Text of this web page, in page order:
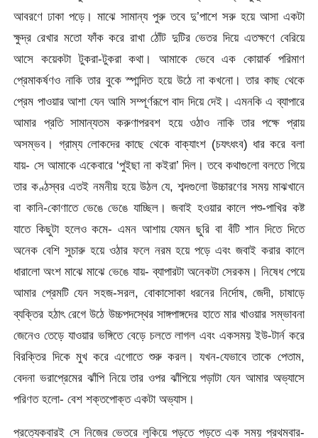
আবরণে ঢাকা পড়ে। মাঝে সামান্য পুরু তবে দু’পাশে সরু হয়ে আসা একটা
ক্ষুদ্র রেখার মতো ফাঁক করে রাখা ঠোঁট দুটির ভেতর দিয়ে এতক্ষণে বেরিয়ে
আসে কয়েকটা টুকরা-টুকরা কথা। আমাকে ভেবে এক কোয়ার্ক পরিমাণ
প্রেমাকর্ষণও নাকি তার বুকে স্পান্দিত হয়ে উঠে না কখনো। তার কাছ থেকে
প্রেম পাওয়ার আশা যেন আমি সম্পূর্ণরূপে বাদ দিয়ে দেই। এমনকি এ ব্যাপারে
আমার প্রতি সামান্যতম করুণাপরবশ হয়ে ওঠাও নাকি তার পক্ষে প্রায়
অসম্ভব। গ্রাম্য লোকদের কাছে থেকে বাক্যাংশ (চযৎধংব) ধার করে বলা
যায়- সে আমাকে একেবারে ‘পুইছা না কইরা’ দিল। তবে কথাগুলো বলতে গিয়ে
তার কণ্ঠস্বর এতই নমনীয় হয়ে উঠল যে, শব্দগুলো উচ্চারণের সময় মাঝখানে
বা কানি-কোণাতে ভেঙে ভেঙে যাচ্ছিল। জবাই হওয়ার কালে পশু-পাখির কষ্ট
যাতে কিছুটা হলেও কমে- এমন আশায় যেমন ছুরি বা বঁটি শান দিতে দিতে
অনেক বেশি সুচারু হয়ে ওঠার ফলে নরম হয়ে পড়ে এবং জবাই করার কালে
ধারালো অংশ মাঝে মাঝে ভেঙে যায়- ব্যাপারটা অনেকটা সেরকম। নিষেধ পেয়ে
আমার প্রেমটি যেন সহজ-সরল, বোকাসোকা ধরনের নির্দোষ, জেদী, চাষাড়ে
ব্যক্তির হঠাৎ রেগে উঠে উচ্চপদস্থের সাঙ্গপাঙ্গদের হাতে মার খাওয়ার সম্ভাবনা
জেনেও তেড়ে যাওয়ার ভঙ্গিতে বেড়ে চলতে লাগল এবং একসময় ইউ-টার্ন করে
বিরক্তির দিকে মুখ করে এগোতে শুরু করল। যখন-যেভাবে তাকে পেতাম,
বেদনা ভরাপ্রেমের ঝাঁপি নিয়ে তার ওপর ঝাঁপিয়ে পড়াটা যেন আমার অভ্যাসে
পরিণত হলো- বেশ শক্তপোক্ত একটা অভ্যাস।
প্রত্যেকবারই সে নিজের ভেতরে লুকিয়ে পড়তে পড়তে এক সময় প্রথমবার-